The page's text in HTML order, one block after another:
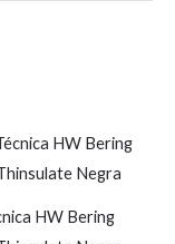
HW Bering